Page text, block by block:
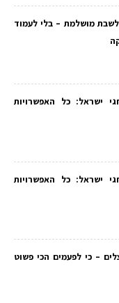
מושלמת – בלי לעמוד
ישראל: כל האפשרויות
ישראל: כל האפשרויות
– כי לפעמים הכי פשוט